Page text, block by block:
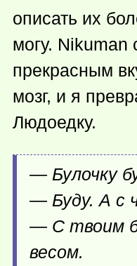
описать их
могу. Nikuman
прекрасным
мозг, и я
Людоедку.
— Булочку
— Буду. А с
— С твоим
весом.